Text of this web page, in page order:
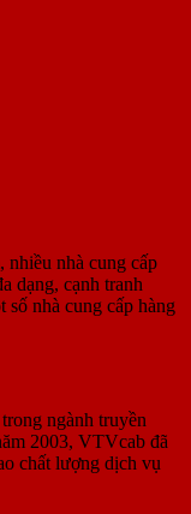
nhà cung cấp
dạng, cạnh tranh
số nhà cung cấp hàng
ngành truyền
2003, VTVcab đã
chất lượng dịch vụ